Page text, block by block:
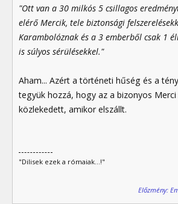
"Ott van a 30 milkós 5 csillagos
elérő Mercik, tele biztonsági
Karambolóznak és a 3 emberből csak 1
is súlyos sérülésekkel."
Aham... Azért a történeti hűség és a
tegyük hozzá, hogy az a bizonyos
közlekedett, amikor elszállt.
"Dilisek ezek a rómaiak...!"
Előzmény: